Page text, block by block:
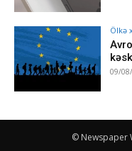
Ölkə
09/
© Newspaper